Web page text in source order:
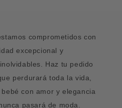
comprometidos con
excepcional y
Haz tu pedido
perdurará toda la vida,
con amor y elegancia
pasará de moda.